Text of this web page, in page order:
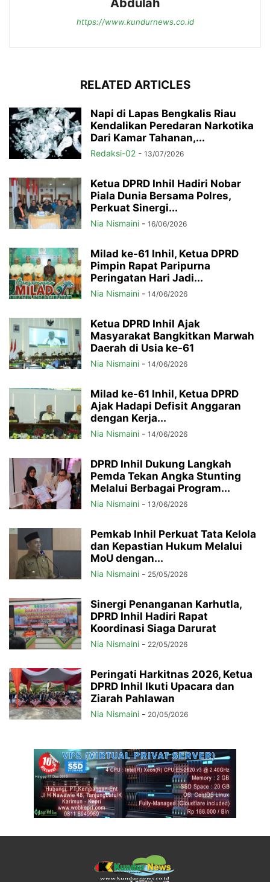
Abdulah
https://www.kundurnews.co.id
RELATED ARTICLES
Napi di Lapas Bengkalis Riau
Kendalikan Peredaran Narkotika
Dari Kamar Tahanan,...
Redaksi-02 - 13/07/2026
Ketua DPRD Inhil Hadiri Nobar
Piala Dunia Bersama Polres,
Perkuat Sinergi...
Nia Nismaini - 16/06/2026
Milad ke-61 Inhil, Ketua DPRD
Pimpin Rapat Paripurna
Peringatan Hari Jadi...
Nia Nismaini - 14/06/2026
Ketua DPRD Inhil Ajak
Masyarakat Bangkitkan Marwah
Daerah di Usia ke-61
Nia Nismaini - 14/06/2026
Milad ke-61 Inhil, Ketua DPRD
Ajak Hadapi Defisit Anggaran
dengan Kerja...
Nia Nismaini - 14/06/2026
DPRD Inhil Dukung Langkah
Pemda Tekan Angka Stunting
Melalui Berbagai Program...
Nia Nismaini - 13/06/2026
Pemkab Inhil Perkuat Tata Kelola
dan Kepastian Hukum Melalui
MoU dengan...
Nia Nismaini - 25/05/2026
Sinergi Penanganan Karhutla,
DPRD Inhil Hadiri Rapat
Koordinasi Siaga Darurat
Nia Nismaini - 22/05/2026
Peringati Harkitnas 2026, Ketua
DPRD Inhil Ikuti Upacara dan
Ziarah Pahlawan
Nia Nismaini - 20/05/2026